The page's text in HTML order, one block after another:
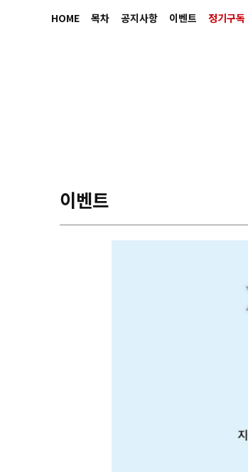
HOME 목차 공지사항 이벤트 정기구독
이벤트